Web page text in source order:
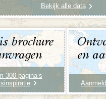
Bekijk alle data
brochure
300 pagina’s
en